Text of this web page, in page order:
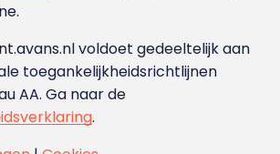
voldoet gedeeltelijk aan
toegankelijkheidsrichtlijnen
AA. Ga naar de
.